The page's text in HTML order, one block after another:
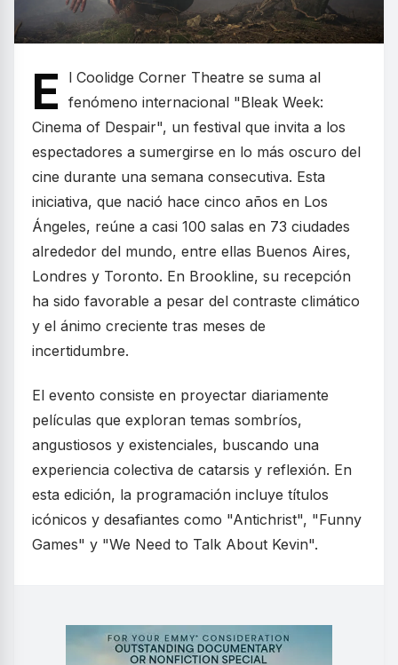
E
l Coolidge Corner Theatre se suma al
fenómeno internacional "Bleak Week:
Cinema of Despair", un festival que invita a los
espectadores a sumergirse en lo más oscuro del
cine durante una semana consecutiva. Esta
iniciativa, que nació hace cinco años en Los
Ángeles, reúne a casi 100 salas en 73 ciudades
alrededor del mundo, entre ellas Buenos Aires,
Londres y Toronto. En Brookline, su recepción
ha sido favorable a pesar del contraste climático
y el ánimo creciente tras meses de
incertidumbre.
El evento consiste en proyectar diariamente
películas que exploran temas sombríos,
angustiosos y existenciales, buscando una
experiencia colectiva de catarsis y reflexión. En
esta edición, la programación incluye títulos
icónicos y desafiantes como "Antichrist", "Funny
Games" y "We Need to Talk About Kevin".